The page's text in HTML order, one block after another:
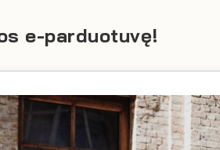
e-parduotuvę!